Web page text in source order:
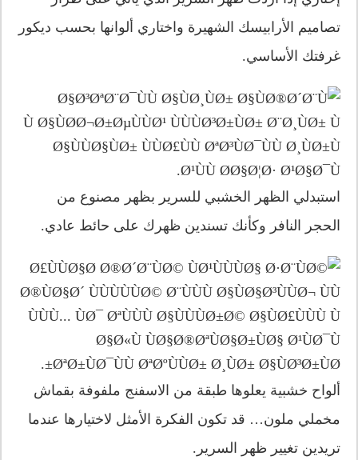
تصاميم الأرابيسك الشهيرة واختاري ألوانها بحسب ديكور
غرفتك الأساسي.
استبدلي الظهر الخشبي للسرير بظهر مصنوع من
الحجر النافر وكأنك تسندين ظهرك على حائط عادي.
ألواح خشبية يعلوها طبقة من الاسفنج ملفوفة بقماش
مخملي ملون… قد تكون الفكرة الأمثل لاختيارها عندما
تريدين تغيير ظهر السرير.